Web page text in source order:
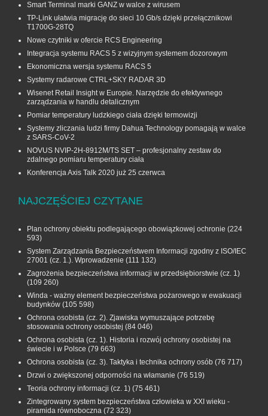
Smart Terminal marki GANZ w walce z wirusem
TP-Link ułatwia migrację do sieci 10 Gb/s dzięki przełącznikowi
T1700G‑28TQ
Nowe czytniki w ofercie RCS Engineering
Integracja systemu RACS 5 z wizyjnym systemem dozorowym
Ekonomiczna wersja systemu RACS 5
Systemy radarowe CTRL+SKY RADAR 3D
Wisenet Retail Insight w Europie. Narzędzie do efektywnego
zarządzania w handlu detalicznym
Pomiar temperatury ludzkiego ciała dzięki termowizji
Systemy zliczania ludzi firmy Dahua Technology pomagają w walce
z SARS-CoV-2
NOVUS NVIP-2H-8912M/TS SET – profesjonalny zestaw do
zdalnego pomiaru temperatury ciała
Konferencja Axis Talk 2020 już 25 czerwca
NAJCZĘŚCIEJ CZYTANE
Plan ochrony obiektu podlegającego obowiązkowej ochronie (224
593)
System Zarządzania Bezpieczeństwem Informacji zgodny z ISO/IEC
27001 (cz. 1.). Wprowadzenie (111 132)
Zagrożenia bezpieczeństwa informacji w przedsiębiorstwie (cz. 1)
(109 260)
Winda - ważny element bezpieczeństwa pożarowego w ewakuacji
budynków (105 598)
Ochrona osobista (cz. 2). Zjawiska wymuszające potrzebę
stosowania ochrony osobistej (84 046)
Ochrona osobista (cz. 1). Historia i rozwój ochrony osobistej na
świecie i w Polsce (79 663)
Ochrona osobista (cz. 3). Taktyka i technika ochrony osób (76 717)
Drzwi o zwiększonej odporności na włamanie (76 519)
Teoria ochrony informacji (cz. 1) (75 461)
Zintegrowany system bezpieczeństwa człowieka w XXI wieku -
piramida równoboczna (72 323)